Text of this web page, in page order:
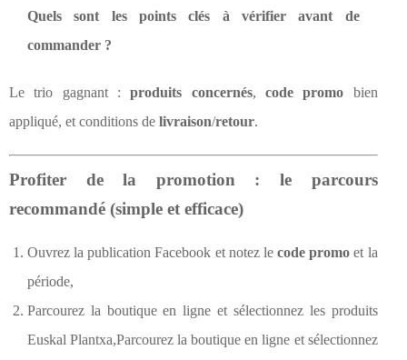
Quels sont les points clés à vérifier avant de
commander ?
Le trio gagnant :produits concernés, code promo bien
appliqué, et conditions de livraison/retour.
Profiter de la promotion : le parcours
recommandé (simple et efficace)
Ouvrez la publication Facebook et notez lecode promo et la
période,
Parcourez la boutique en ligne et sélectionnez les produits
Euskal Plantxa,Parcourez la boutique en ligne et sélectionnez